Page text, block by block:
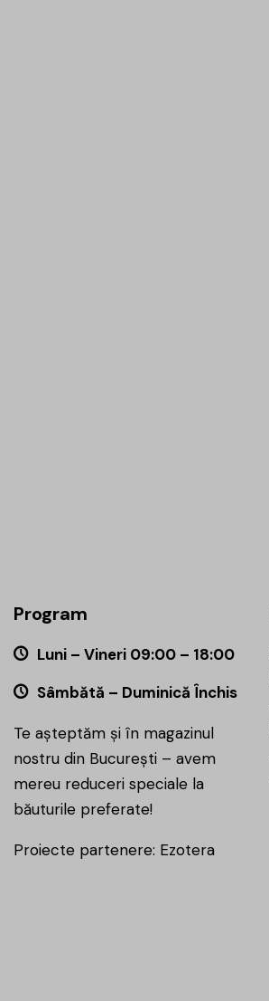
Program
Luni – Vineri 09:00 – 18:00
Sâmbătă – Duminică Închis
Te așteptăm și în magazinul
nostru din București – avem
mereu reduceri speciale la
băuturile preferate!
Proiecte partenere: Ezotera